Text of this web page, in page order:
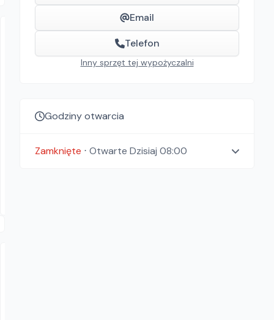
Email
Telefon
Inny sprzęt tej wypożyczalni
Godziny otwarcia
Zamknięte ⋅ Otwarte Dzisiaj 08:00
Wypożyczalnia Elektronarzędzi REMONT
Wertykulatory